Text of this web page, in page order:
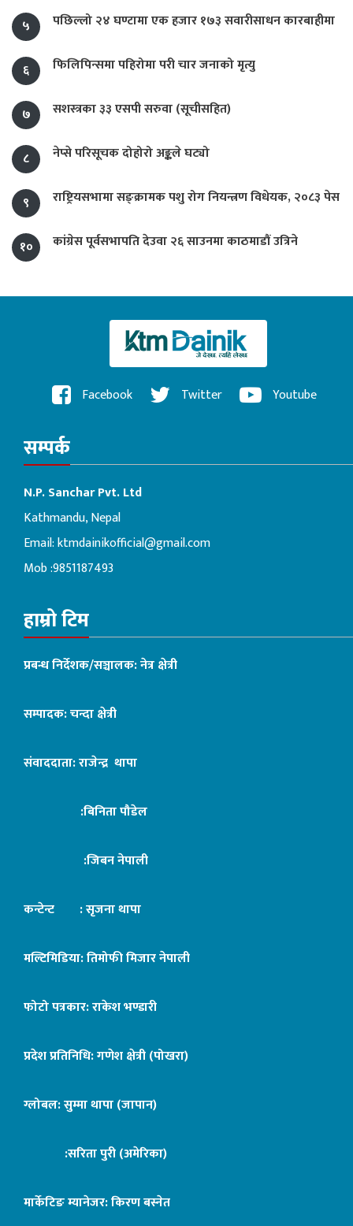
५
पछिल्लो २४ घण्टामा एक हजार १७३ सवारीसाधन कारबाहीमा
६ फिलिपिन्समा पहिरोमा परी चार जनाको मृत्यु
७ सशस्त्रका ३३ एसपी सरुवा (सूचीसहित)
८ नेप्से परिसूचक दोहोरो अङ्कले घट्यो
९ राष्ट्रियसभामा सङ्क्रामक पशु रोग नियन्त्रण विधेयक, २०८३ पेस
१० कांग्रेस पूर्वसभापति देउवा २६ साउनमा काठमाडौं उत्रिने
Facebook Twitter Youtube
सम्पर्क
N.P. Sanchar Pvt. Ltd
Kathmandu, Nepal
Email:ktmdainikofficial@gmail.com
Mob :9851187493
हाम्रो टिम
प्रबन्ध निर्देशक/सञ्चालक: नेत्र क्षेत्री
सम्पादक: चन्दा क्षेत्री
संवाददाता: राजेन्द्र थापा
:बिनिता पौडेल
:जिबन नेपाली
कन्टेन्ट : सृजना थापा
मल्टिमिडिया: तिमोफी मिजार नेपाली
फोटो पत्रकार: राकेश भण्डारी
प्रदेश प्रतिनिधि: गणेश क्षेत्री (पोखरा)
ग्लोबल: सुम्मा थापा (जापान)
:सरिता पुरी (अमेरिका)
मार्केटिङ म्यानेजर: किरण बस्नेत